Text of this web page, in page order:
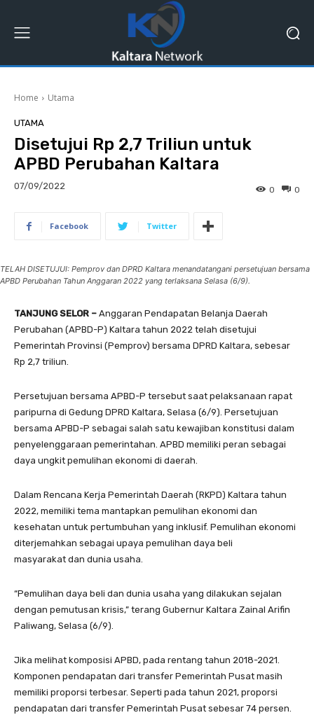
Home Utama
UTAMA
Disetujui Rp 2,7 Triliun untuk
APBD Perubahan Kaltara
07/09/2022 0
0
Facebook Twitter
TELAH DISETUJUI: Pemprov dan DPRD Kaltara menandatangani persetujuan bersama
APBD Perubahan Tahun Anggaran 2022 yang terlaksana Selasa (6/9).
TANJUNG SELOR – Anggaran Pendapatan Belanja Daerah
Perubahan (APBD-P) Kaltara tahun 2022 telah disetujui
Pemerintah Provinsi (Pemprov) bersama DPRD Kaltara, sebesar
Rp 2,7 triliun.
Persetujuan bersama APBD-P tersebut saat pelaksanaan rapat
paripurna di Gedung DPRD Kaltara, Selasa (6/9). Persetujuan
bersama APBD-P sebagai salah satu kewajiban konstitusi dalam
penyelenggaraan pemerintahan. APBD memiliki peran sebagai
daya ungkit pemulihan ekonomi di daerah.
Dalam Rencana Kerja Pemerintah Daerah (RKPD) Kaltara tahun
2022, memiliki tema mantapkan pemulihan ekonomi dan
kesehatan untuk pertumbuhan yang inklusif. Pemulihan ekonomi
diterjemahkan sebagai upaya pemulihan daya beli
masyarakat dan dunia usaha.
“Pemulihan daya beli dan dunia usaha yang dilakukan sejalan
dengan pemutusan krisis,” terang Gubernur Kaltara Zainal Arifin
Paliwang, Selasa (6/9).
Jika melihat komposisi APBD, pada rentang tahun 2018-2021.
Komponen pendapatan dari transfer Pemerintah Pusat masih
memiliki proporsi terbesar. Seperti pada tahun 2021, proporsi
pendapatan dari transfer Pemerintah Pusat sebesar 74 persen.